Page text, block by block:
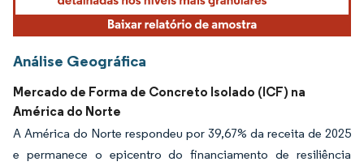
Análise Geográfica
Mercado de Forma de Concreto Isolado (ICF) na
América do Norte
A América do Norte respondeu por 39,67% da receita de 2025
e permanece o epicentro do financiamento de resiliência